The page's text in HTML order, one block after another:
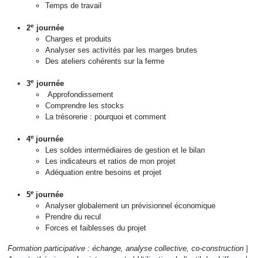
Temps de travai
2ejournée
Charges et produits
Analyser ses activités par les marges brutes
Des ateliers cohérents sur la ferme
3ejournée
Approfondissement
Comprendre les stocks
La trésorerie : pourquoi et comment
4e journée
Les soldes intermédiaires de gestion et le bilan
Les indicateurs et ratios de mon projet
Adéquation entre besoins et projet
5e journée
Analyser globalement un prévisionnel économique
Prendre du recul
Forces et faiblesses du projet
Formation participative : échange, analyse collective, co-construction |